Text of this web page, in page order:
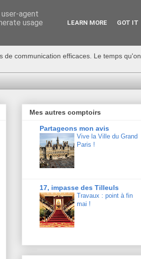
de communication efficaces. Le temps qu'on
Mes autres comptoirs
Partageons mon avis
Vive la Ville du Grand
Paris !
17, impasse des Tilleuls
Travaux : point à fin
mai !
agent
usage
LEARN MORE GOT IT